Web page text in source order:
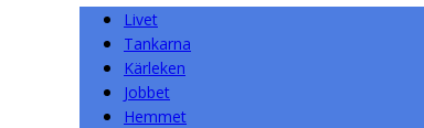
Livet
Tankarna
Kärleken
Jobbet
Hemmet